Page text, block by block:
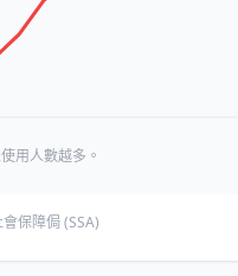
用人數越多。
保障侷 (SSA)